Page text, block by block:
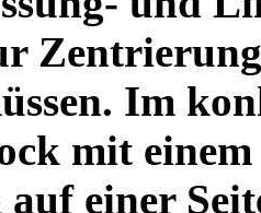
Im
mit einem
auf einer